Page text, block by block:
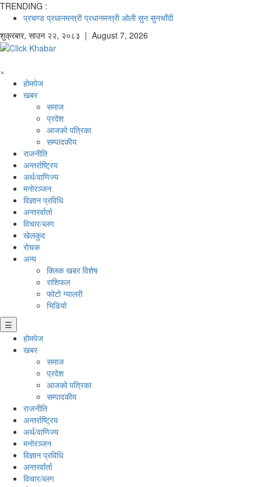
TRENDING :
प्रचण्ड प्रधानमन्त्री प्रधानमन्त्री ओली सुन सुनचाँदी
शुक्रबार, साउन २२, २०८३ | August 7, 2026
×
होमपेज
खबर
समाज
प्रदेश
आजको पत्रिका
सम्पादकीय
राजनीति
अन्तर्राष्ट्रिय
अर्थ/वाणिज्य
मनाेरञ्जन
विज्ञान प्रविधि
अन्तरर्वार्ता
विचार/ब्लग
खेलकुद
रोचक
अन्य
क्लिक खबर विशेष
राशिफल
फोटो ग्यालरी
भिडियो
☰
होमपेज
खबर
समाज
प्रदेश
आजको पत्रिका
सम्पादकीय
राजनीति
अन्तर्राष्ट्रिय
अर्थ/वाणिज्य
मनाेरञ्जन
विज्ञान प्रविधि
अन्तरर्वार्ता
विचार/ब्लग